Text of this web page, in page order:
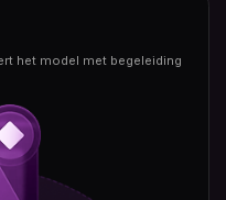
het model met begeleiding